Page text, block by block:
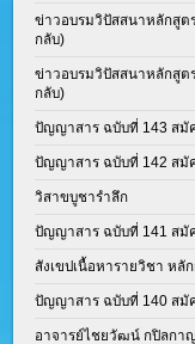
ข่าวอบรมวิปัสสนาหลักสูต
กลับ)
ข่าวอบรมวิปัสสนาหลักสูต
กลับ)
ปัญญาสาร ฉบับที่ 143 สมั
ปัญญาสาร ฉบับที่ 142 สมั
วิสาขบูชารำลึก
ปัญญาสาร ฉบับที่ 141 สมั
สังเขปเนื้อหารายวิชา หลั
ปัญญาสาร ฉบับที่ 140 สมั
อาจารย์ไชยวัฒน์ กปิลกา